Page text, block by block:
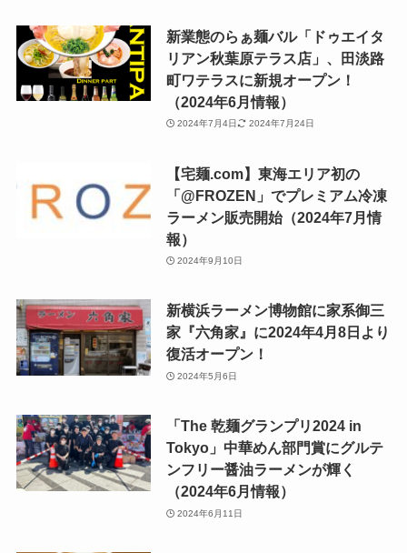
新業態のらぁ麺バル「ドゥエイタ
リアン秋葉原テラス店」、田淡路
町ワテラスに新規オープン！
（2024年6月情報）
2024年7月4日 2024年7月24日
【宅麺.com】東海エリア初の
「@FROZEN」でプレミアム冷凍
ラーメン販売開始（2024年7月情
報）
2024年9月10日
新横浜ラーメン博物館に家系御三
家『六角家』に2024年4月8日より
復活オープン！
2024年5月6日
「The 乾麺グランプリ2024 in
Tokyo」中華めん部門賞にグルテ
ンフリー醤油ラーメンが輝く
（2024年6月情報）
2024年6月11日